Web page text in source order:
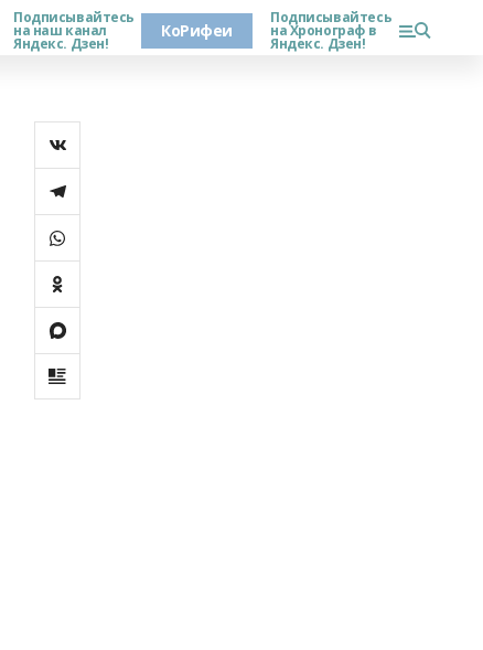
Подписывайтесь
на наш канал
Яндекс. Дзен!
КоРифеи
Подписывайтесь
на Хронограф в
Яндекс. Дзен!